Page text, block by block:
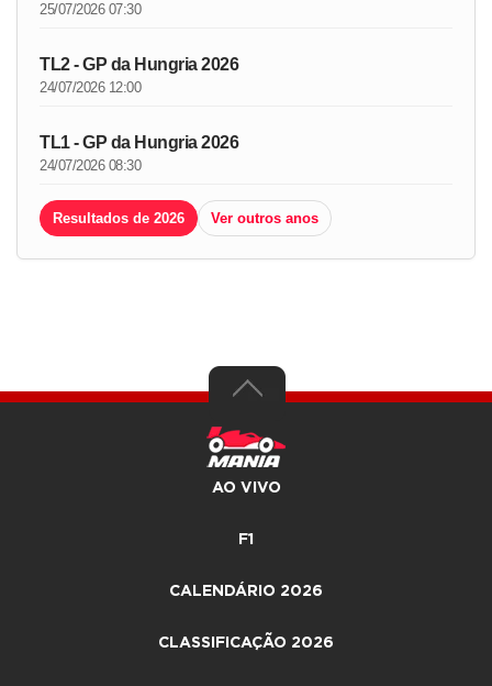
25/07/2026 07:30
TL2 - GP da Hungria 2026
24/07/2026 12:00
TL1 - GP da Hungria 2026
24/07/2026 08:30
Resultados de 2026 Ver outros anos
AO VIVO
F1
CALENDÁRIO 2026
CLASSIFICAÇÃO 2026